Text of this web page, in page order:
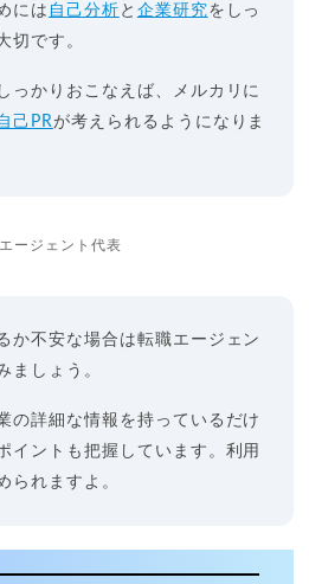
には 自己分析 と 企業研究をしっ
切です。
っかりおこなえば、メルカリに
己PR が考えられるようになりま
ージェント代表
か不安な場合は転職エージェン
ましょう。
の詳細な情報を持っているだけ
イントも把握しています。利用
られますよ。